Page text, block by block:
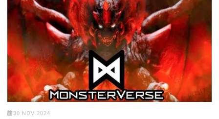
30 NOV 2024